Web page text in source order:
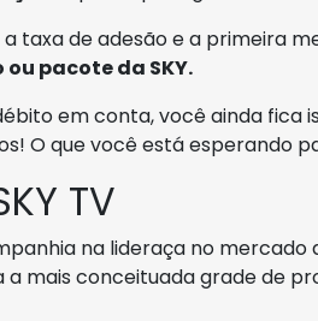
taxa de adesão e a primeira
ou pacote da SKY.
em conta, você ainda fica
O que você está esperando
TV
na lideraça no mercado
a mais conceituada grade de